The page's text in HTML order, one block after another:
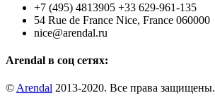
+7 (495) 4813905 +33 629-961-135
54 Rue de France Nice, France 060000
nice@arendal.ru
Arendal в соц сетях:
© Arendal 2013-2020. Все права защищены.